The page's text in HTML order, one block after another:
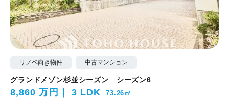
リノベ向き物件 中古マンション
グランドメゾン杉並シーズン シーズン6
8,860 万円 3 LDK 73.26㎡